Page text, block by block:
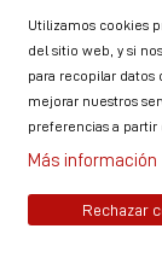
Link aLink a
Sitemap
Política de
Utilizamos cookies
del sitio web, y si
para recopilar datos
mejorar nuestros
preferencias a partir
Más información
Rechazar